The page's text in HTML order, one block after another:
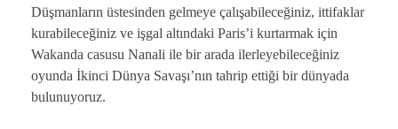
Düşmanların üstesinden gelmeye çalışabileceğiniz, ittifaklar
kurabileceğiniz ve işgal altındaki Paris’i kurtarmak için
Wakanda casusu Nanali ile bir arada ilerleyebileceğiniz
oyunda İkinci Dünya Savaşı’nın tahrip ettiği bir dünyada
bulunuyoruz.